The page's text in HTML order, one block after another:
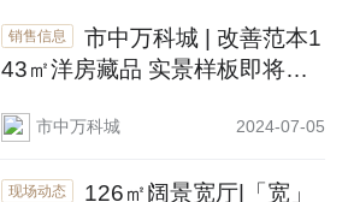
销售信息
市中万科城 | 改善范本1
43㎡洋房藏品 实景样板即将绽
市中万科城 2024-07-05
现场动态